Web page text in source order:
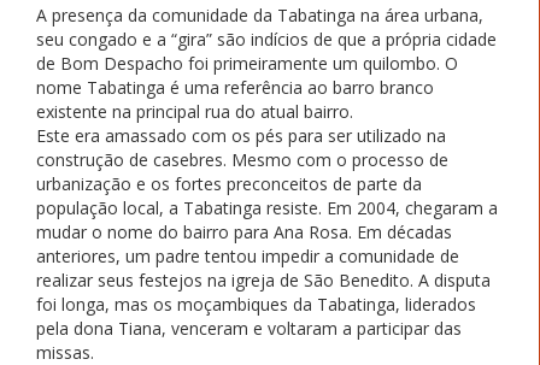
A presença da comunidade da Tabatinga na área urbana,
seu congado e a “gira” são indícios de que a própria cidade
de Bom Despacho foi primeiramente um quilombo. O
nome Tabatinga é uma referência ao barro branco
existente na principal rua do atual bairro.
Este era amassado com os pés para ser utilizado na
construção de casebres. Mesmo com o processo de
urbanização e os fortes preconceitos de parte da
população local, a Tabatinga resiste. Em 2004, chegaram a
mudar o nome do bairro para Ana Rosa. Em décadas
anteriores, um padre tentou impedir a comunidade de
realizar seus festejos na igreja de São Benedito. A disputa
foi longa, mas os moçambiques da Tabatinga, liderados
pela dona Tiana, venceram e voltaram a participar das
missas.